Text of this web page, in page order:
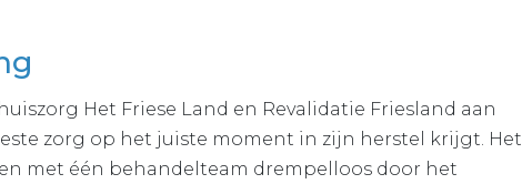
Het Friese Land en Revalidatie Friesland aan
zorg op het juiste moment in zijn herstel krijgt. Het
met één behandelteam drempelloos door het